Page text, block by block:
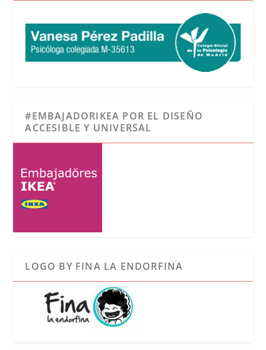
#EMBAJADORIKEA POR EL DISEÑO
ACCESIBLE Y UNIVERSAL
LOGO BY FINA LA ENDORFINA